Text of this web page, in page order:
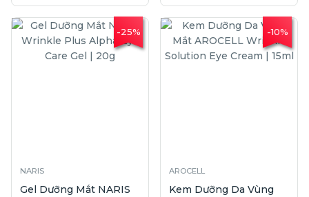
-25%
NARIS
Gel Dưỡng Mắt NARIS
-10%
AROCELL
Kem Dưỡng Da Vùng